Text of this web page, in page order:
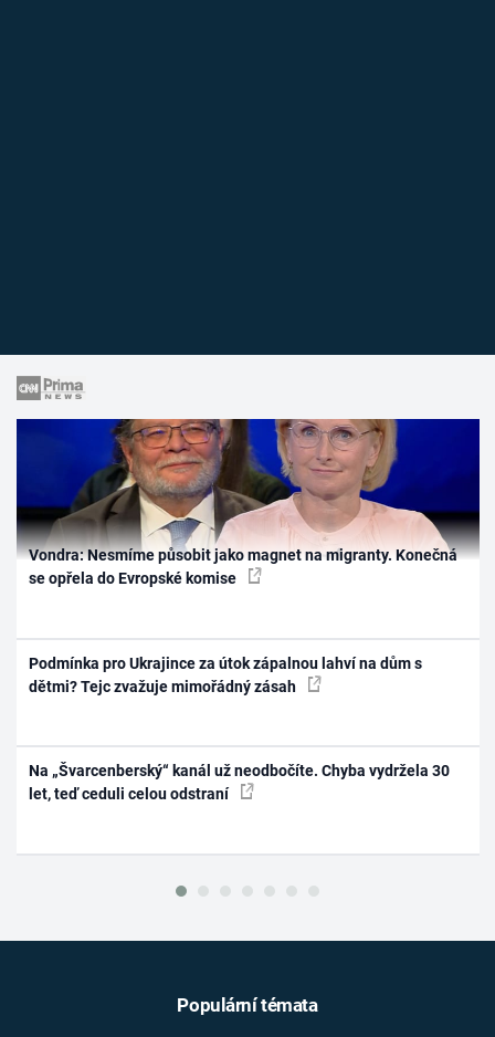
Vondra: Nesmíme působit jako magnet na migranty. Konečná
se opřela do Evropské komise
Podmínka pro Ukrajince za útok zápalnou lahví na dům s
dětmi? Tejc zvažuje mimořádný zásah
Na „Švarcenberský“ kanál už neodbočíte. Chyba vydržela 30
let, teď ceduli celou odstraní
Populární témata